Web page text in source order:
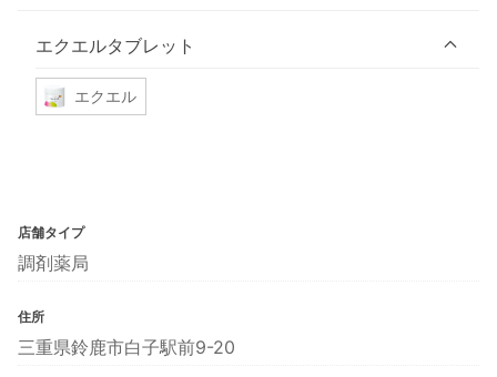
エクエルタブレット
エクエル
店舗タイプ
調剤薬局
住所
三重県鈴鹿市白子駅前9-20